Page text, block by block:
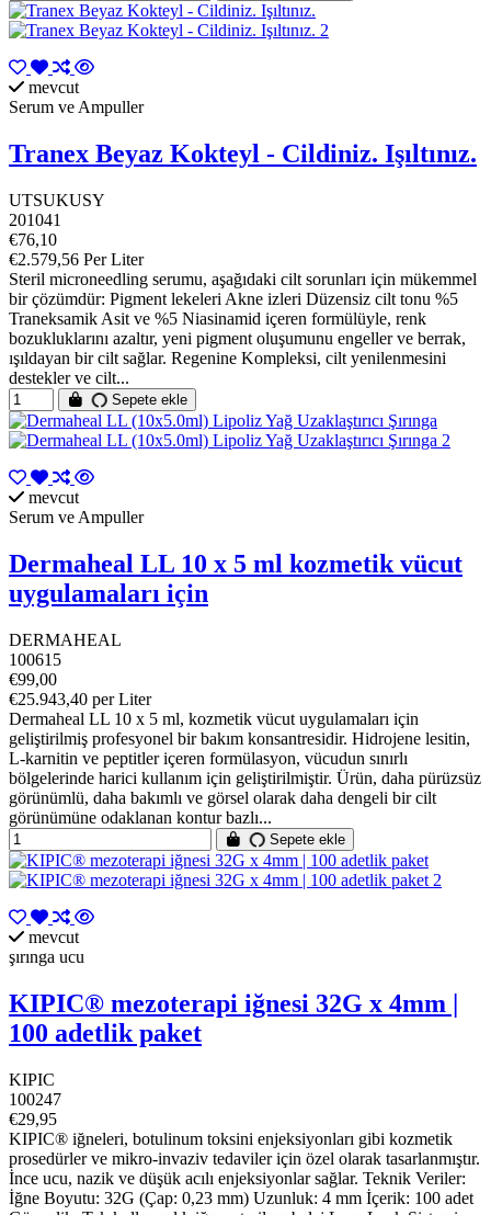
mevcut
Serum ve Ampuller
Tranex Beyaz Kokteyl - Cildiniz. Işıltınız.
UTSUKUSY
201041
€76,10
€2.579,56 Per Liter
Steril microneedling serumu, aşağıdaki cilt sorunları için mükemmel
bir çözümdür: Pigment lekeleri Akne izleri Düzensiz cilt tonu %5
Traneksamik Asit ve %5 Niasinamid içeren formülüyle, renk
bozukluklarını azaltır, yeni pigment oluşumunu engeller ve berrak,
ışıldayan bir cilt sağlar. Regenine Kompleksi, cilt yenilenmesini
destekler ve cilt...
Sepete ekle
mevcut
Serum ve Ampuller
Dermaheal LL 10 x 5 ml kozmetik vücut
uygulamaları için
DERMAHEAL
100615
€99,00
€25.943,40 per Liter
Dermaheal LL 10 x 5 ml, kozmetik vücut uygulamaları için
geliştirilmiş profesyonel bir bakım konsantresidir. Hidrojene lesitin,
L-karnitin ve peptitler içeren formülasyon, vücudun sınırlı
bölgelerinde harici kullanım için geliştirilmiştir. Ürün, daha pürüzsüz
görünümlü, daha bakımlı ve görsel olarak daha dengeli bir cilt
görünümüne odaklanan kontur bazlı...
Sepete ekle
mevcut
şırınga ucu
KIPIC® mezoterapi iğnesi 32G x 4mm |
100 adetlik paket
KIPIC
100247
€29,95
KIPIC® iğneleri, botulinum toksini enjeksiyonları gibi kozmetik
prosedürler ve mikro-invaziv tedaviler için özel olarak tasarlanmıştır.
İnce ucu, nazik ve düşük acılı enjeksiyonlar sağlar. Teknik Veriler:
İğne Boyutu: 32G (Çap: 0,23 mm) Uzunluk: 4 mm İçerik: 100 adet